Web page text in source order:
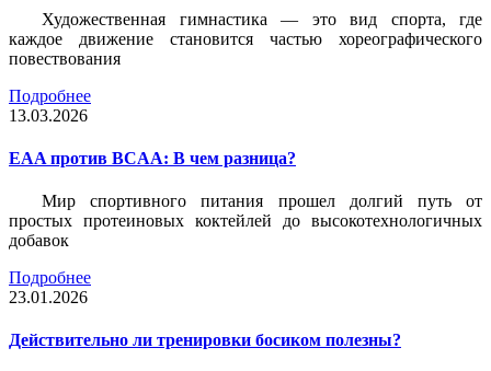
Художественная гимнастика — это вид спорта, где
каждое движение становится частью хореографического
повествования
Подробнее
13.03.2026
EAA против BCAA: В чем разница?
Мир спортивного питания прошел долгий путь от
простых протеиновых коктейлей до высокотехнологичных
добавок
Подробнее
23.01.2026
Действительно ли тренировки босиком полезны?